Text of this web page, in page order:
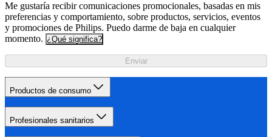
Me gustaría recibir comunicaciones promocionales, basadas en mis
preferencias y comportamiento, sobre productos, servicios, eventos
y promociones de Philips. Puedo darme de baja en cualquier
momento. ¿Qué significa?
Enviar
Productos de consumo
Profesionales sanitarios